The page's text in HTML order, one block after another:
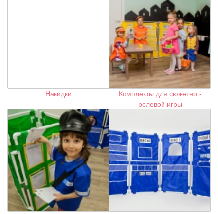
Накидки
Комплекты для сюжетно -
ролевой игры